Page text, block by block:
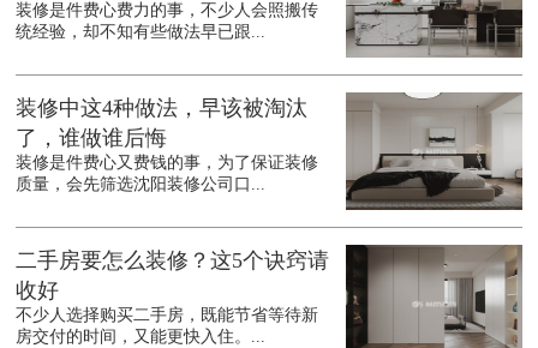
装修是件费心费力的事，不少人会照搬传
统经验，却不知有些做法早已跟...
装修中这4种做法，早该被淘汰
了，谁做谁后悔
装修是件费心又费钱的事，为了保证装修
质量，会先筛选沈阳装修公司口...
二手房要怎么装修？这5个诀窍请
收好
不少人选择购买二手房，既能节省等待新
房交付的时间，又能更快入住。...